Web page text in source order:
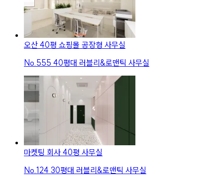
오산 40평 쇼핑몰 공장형 사무실
No. 555 40평대 러블리&로맨틱 사무실
마켓팅 회사 40평 사무실
No. 124 30평대 러블리&로맨틱 사무실